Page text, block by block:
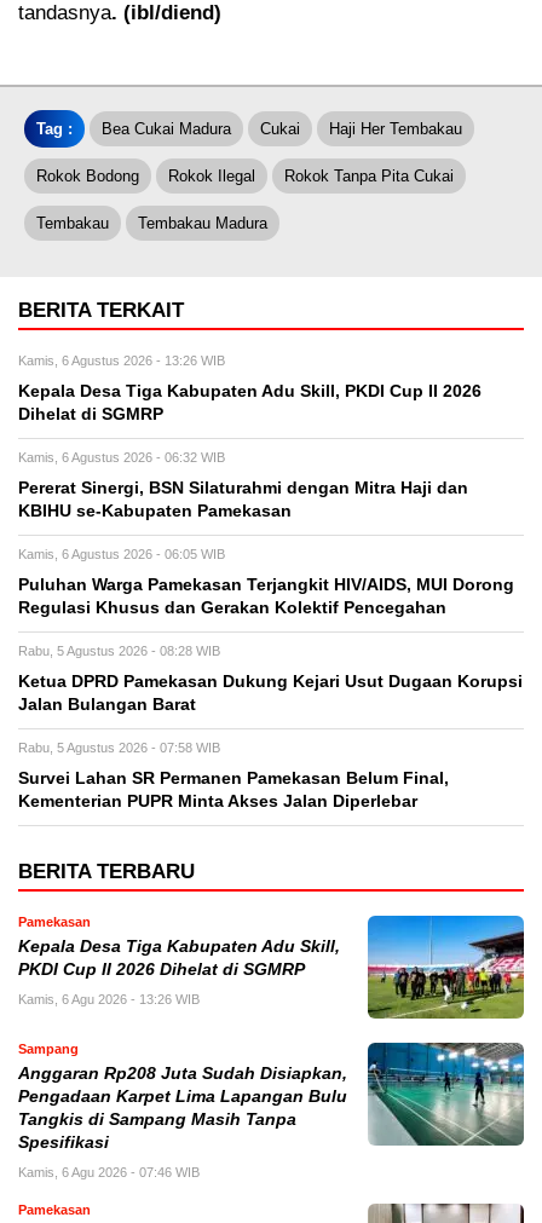
tandasnya. (ibl/diend)
Tag : Bea Cukai Madura Cukai Haji Her Tembakau
Rokok Bodong Rokok Ilegal Rokok Tanpa Pita Cukai
Tembakau Tembakau Madura
BERITA TERKAIT
Kamis, 6 Agustus 2026 - 13:26 WIB
Kepala Desa Tiga Kabupaten Adu Skill, PKDI Cup II 2026
Dihelat di SGMRP
Kamis, 6 Agustus 2026 - 06:32 WIB
Pererat Sinergi, BSN Silaturahmi dengan Mitra Haji dan
KBIHU se-Kabupaten Pamekasan
Kamis, 6 Agustus 2026 - 06:05 WIB
Puluhan Warga Pamekasan Terjangkit HIV/AIDS, MUI Dorong
Regulasi Khusus dan Gerakan Kolektif Pencegahan
Rabu, 5 Agustus 2026 - 08:28 WIB
Ketua DPRD Pamekasan Dukung Kejari Usut Dugaan Korupsi
Jalan Bulangan Barat
Rabu, 5 Agustus 2026 - 07:58 WIB
Survei Lahan SR Permanen Pamekasan Belum Final,
Kementerian PUPR Minta Akses Jalan Diperlebar
BERITA TERBARU
Pamekasan
Kepala Desa Tiga Kabupaten Adu Skill,
PKDI Cup II 2026 Dihelat di SGMRP
Kamis, 6 Agu 2026 - 13:26 WIB
Sampang
Anggaran Rp208 Juta Sudah Disiapkan,
Pengadaan Karpet Lima Lapangan Bulu
Tangkis di Sampang Masih Tanpa
Spesifikasi
Kamis, 6 Agu 2026 - 07:46 WIB
Pamekasan